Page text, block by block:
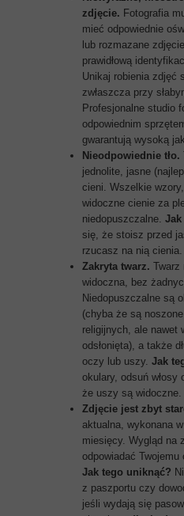
zdjęcie. Fotografia
mieć odpowiednie
lub rozmazane
prawidłową
Unikaj robienia zdjęć
zwłaszcza przy
Profesjonalne studio
odpowiednim
gwarantują wysoką
Nieodpowiednie tło.
jednolite, jasne
cieni. Wszelkie
widoczne cienie za
niedopuszczalne.
się, że stoisz przed
rzucasz na nią cienia.
Zakryta twarz. Twarz
widoczna, bez
Niedopuszczalne są
(chyba że są
religijnych, ale nawet
odsłonięta), a także
oczy lub uszy. Jak
okulary, odsuń włosy
że uszy są widoczne.
Zdjęcie jest zbyt
aktualna, wykonana
miesięcy. Wygląd na
odpowiadać Twojemu
Jak tego uniknąć?
z paszportu czy
jeśli wydają się